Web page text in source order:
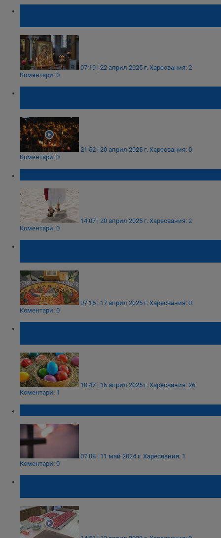
07:19 | 22 април 2025 г. Харесвания: 2
Коментари: 0
21:52 | 20 април 2025 г. Харесвания: 0
Коментари: 0
14:07 | 20 април 2025 г. Харесвания: 2
Коментари: 0
07:16 | 17 април 2025 г. Харесвания: 0
Коментари: 0
10:47 | 16 април 2025 г. Харесвания: 26
Коментари: 1
07:08 | 11 май 2024 г. Харесвания: 1
Коментари: 0